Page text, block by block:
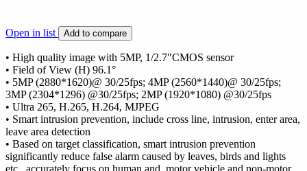
Open in list Add to compare
• High quality image with 5MP, 1/2.7″CMOS sensor
• Field of View (H) 96.1°
• 5MP (2880*1620)@ 30/25fps; 4MP (2560*1440)@ 30/25fps;
3MP (2304*1296) @30/25fps; 2MP (1920*1080) @30/25fps
• Ultra 265, H.265, H.264, MJPEG
• Smart intrusion prevention, include cross line, intrusion, enter area,
leave area detection
• Based on target classification, smart intrusion prevention
significantly reduce false alarm caused by leaves, birds and lights
etc., accurately focus on human and, motor vehicle and non-motor